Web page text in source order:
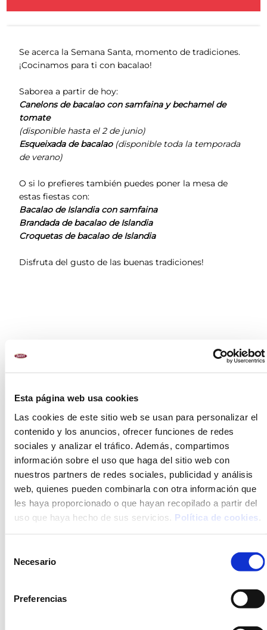
Esta página web usa cookies
Las cookies de este sitio web se usan para personalizar el
contenido y los anuncios, ofrecer funciones de redes
sociales y analizar el tráfico. Además, compartimos
información sobre el uso que haga del sitio web con
nuestros partners de redes sociales, publicidad y análisis
web, quienes pueden combinarla con otra información que
les haya proporcionado o que hayan recopilado a partir del
uso que haya hecho de sus servicios. Política de cookies
Necesario
Preferencias
Se acerca la Semana Santa, momento de tradiciones.
¡Cocinamos para ti con bacalao!
Saborea a partir de hoy:
Canelons de bacalao con samfaina y bechamel de
tomate
(disponible hasta el 2 de junio)
Esqueixada de bacalao (disponible toda la temporada
de verano)
O si lo prefieres también puedes poner la mesa de
estas fiestas con:
Bacalao de Islandia con samfaina
Brandada de bacalao de Islandia
Croquetas de bacalao de Islandia
Disfruta del gusto de las buenas tradiciones!